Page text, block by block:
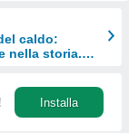
caldo:
nella storia.
Installa